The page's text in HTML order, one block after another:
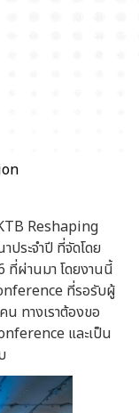
Reshaping
ระจำปี ที่จัดโดย
ที่ผ่านมา โดยงานนี้
ที่รอรับผู้
น ทางเราต้องขอ
และเป็น